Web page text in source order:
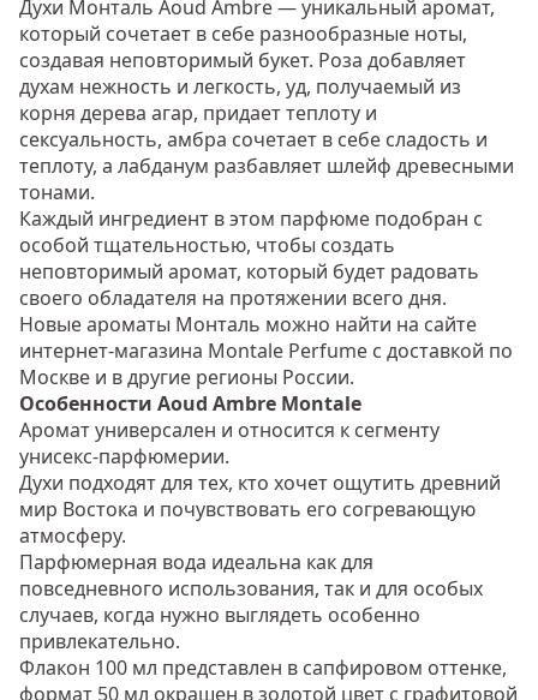
Духи Монталь Aoud Ambre — уникальный аромат,
который сочетает в себе разнообразные ноты,
создавая неповторимый букет. Роза добавляет
духам нежность и легкость, уд, получаемый из
корня дерева агар, придает теплоту и
сексуальность, амбра сочетает в себе сладость и
теплоту, а лабданум разбавляет шлейф древесными
тонами.
Каждый ингредиент в этом парфюме подобран с
особой тщательностью, чтобы создать
неповторимый аромат, который будет радовать
своего обладателя на протяжении всего дня.
Новые ароматы Монталь можно найти на сайте
интернет-магазина Montale Perfume с доставкой по
Москве и в другие регионы России.
Особенности Aoud Ambre Montale
Аромат универсален и относится к сегменту
унисекс-парфюмерии.
Духи подходят для тех, кто хочет ощутить древний
мир Востока и почувствовать его согревающую
атмосферу.
Парфюмерная вода идеальна как для
повседневного использования, так и для особых
случаев, когда нужно выглядеть особенно
привлекательно.
Флакон 100 мл представлен в сапфировом оттенке,
формат 50 мл окрашен в золотой цвет с графитовой